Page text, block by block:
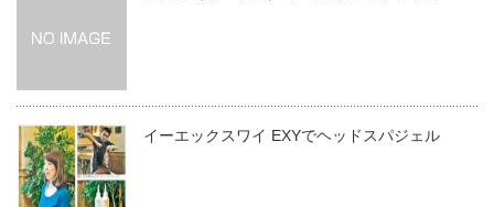
イーエックスワイ EXYでヘッドスパジェル